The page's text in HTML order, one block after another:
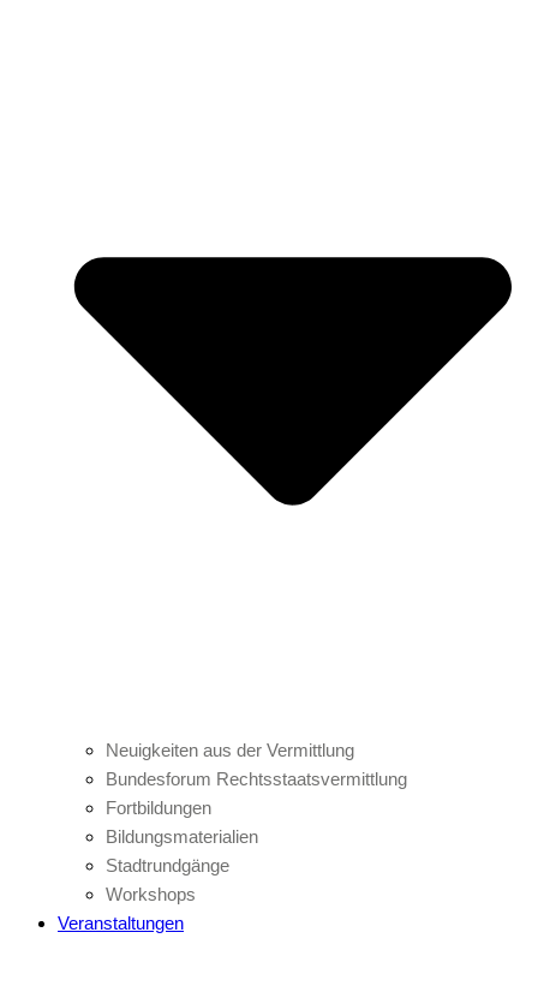
Neuigkeiten aus der Vermittlung
Bundesforum Rechtsstaatsvermittlung
Fortbildungen
Bildungsmaterialien
Stadtrundgänge
Workshops
Veranstaltungen